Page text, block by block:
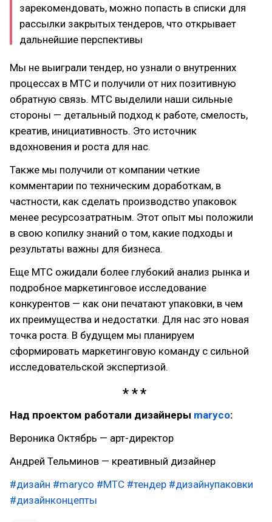
зарекомендовать, можно попасть в списки для
рассылки закрытых тендеров, что открывает
дальнейшие перспективы
Мы не выиграли тендер, но узнали о внутренних
процессах в МТС и получили от них позитивную
обратную связь. МТС выделили наши сильные
стороны — детальный подход к работе, смелость,
креатив, инициативность. Это источник
вдохновения и роста для нас.
Также мы получили от компании четкие
комментарии по техническим доработкам, в
частности, как сделать производство упаковок
менее ресурсозатратным. Этот опыт мы положили
в свою копилку знаний о том, какие подходы и
результаты важны для бизнеса.
Еще МТС ожидали более глубокий анализ рынка и
подробное маркетинговое исследование
конкурентов — как они печатают упаковки, в чем
их преимущества и недостатки. Для нас это новая
точка роста. В будущем мы планируем
сформировать маркетинговую команду с сильной
исследовательской экспертизой.
Над проектом работали дизайнеры maryco:
Вероника Октябрь — арт-директор
Андрей Тельминов — креативный дизайнер
#дизайн #maryco #МТС #тендер #дизайнупаковки
#дизайнконцепты